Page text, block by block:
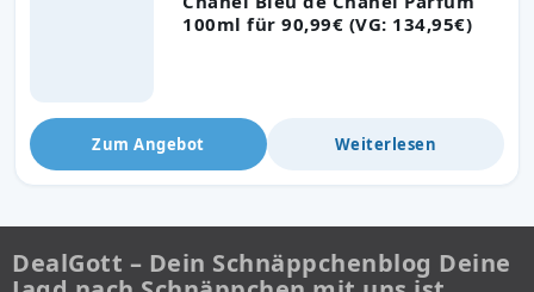
100ml für 90,99€ (VG: 134,95€)
Zum Angebot Weiterlesen
DealGott – Dein Schnäppchenblog Deine